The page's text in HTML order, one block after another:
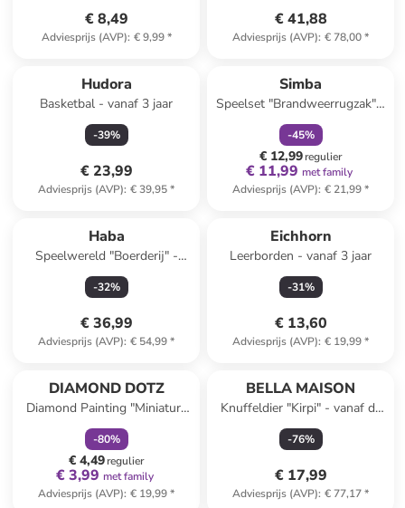
€ 8,49
Adviesprijs (AVP): € 9,99*
€ 41,88
Adviesprijs (AVP): € 78,00*
Hudora
Basketbal - vanaf 3 jaar
-39%
€ 23,99
Adviesprijs (AVP): € 39,95*
Simba
Speelset "Brandweerrugzak" -
vanaf 3 jaar
-45%
€ 12,99regulier
€ 11,99 met family
Adviesprijs (AVP): € 21,99*
Haba
Speelwereld "Boerderij" -
vanaf 18 maanden
-32%
€ 36,99
Adviesprijs (AVP): € 54,99*
Eichhorn
Leerborden - vanaf 3 jaar
-31%
€ 13,60
Adviesprijs (AVP): € 19,99*
DIAMOND DOTZ
Diamond Painting "Miniature
Magic - Diamond Dotz" -
vanaf 8 jaar
-80%
€ 4,49regulier
€ 3,99 met family
Adviesprijs (AVP): € 19,99*
BELLA MAISON
Knuffeldier "Kirpi" - vanaf de
geboorte
-76%
€ 17,99
Adviesprijs (AVP): € 77,17*